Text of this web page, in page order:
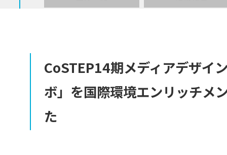
CoSTEP14期メディアデザイ
ボ」を国際環境エンリッチメ
た